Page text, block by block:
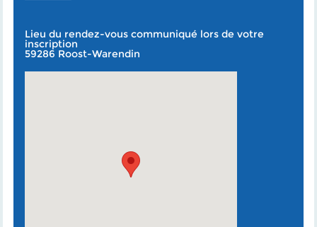
Lieu du rendez-vous communiqué lors de votre
inscription
59286 Roost-Warendin